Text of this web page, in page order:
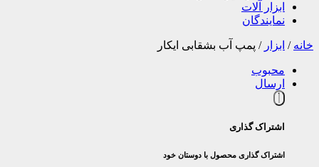
ابزار آلات
نمایندگان
خانه / ابزار / پمپ آب بشقابی ایکار
محبوب
ارسال
اشتراک گذاری
اشتراک گذاری محصول با دوستان خود